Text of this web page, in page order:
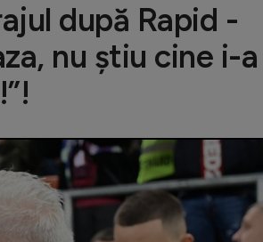
după Rapid -
nu știu cine i-a